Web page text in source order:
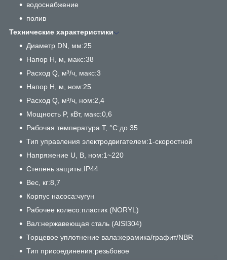
водоснабжение
полив
Технические характеристики
Диаметр DN, мм:25
Напор H, м, макс:38
Расход Q, м³/ч, макс:3
Напор H, м, ном:25
Расход Q, м³/ч, ном:2,4
Мощность P, кВт, макс:0,6
Рабочая температура T, °C:до 35
Тип управления электродвигателем:1-скоростной
Напряжение U, В, ном:1~220
Степень защиты:IP44
Вес, кг:8,7
Корпус насоса:чугун
Рабочее колесо:пластик (NORYL)
Вал:нержавеющая сталь (AISI304)
Торцевое уплотнение вала:керамика/графит/NBR
Тип присоединения:резьбовое